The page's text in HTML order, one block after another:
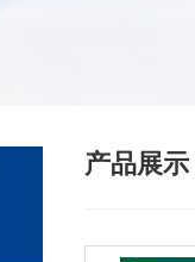
产品展示